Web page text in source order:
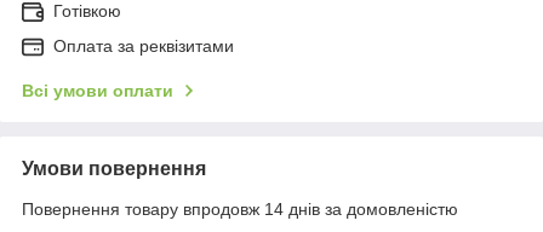
Готівкою
Оплата за реквізитами
Всі умови оплати
Умови повернення
Повернення товару впродовж 14 днів за домовленістю